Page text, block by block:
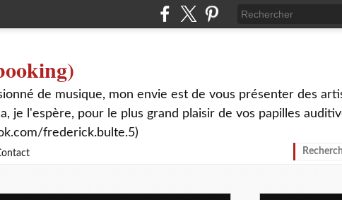
de musique, mon envie est de vous présenter des
je l'espère, pour le plus grand plaisir de vos papilles
frederick.bulte.5)